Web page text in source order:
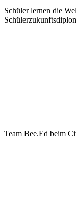
Schüler lernen die
Team Bee.Ed beim